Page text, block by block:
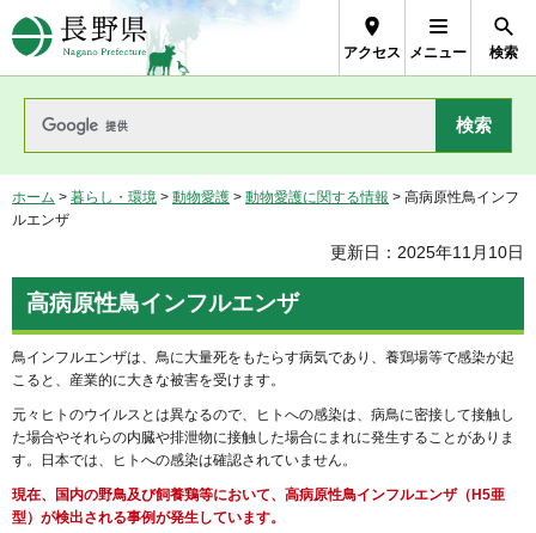
長野県Nagano Prefecture
アクセス メニュー 検索
ホーム > 暮らし・環境 > 動物愛護 > 動物愛護に関する情報 > 高病原性鳥インフ
ルエンザ
更新日：2025年11月10日
高病原性鳥インフルエンザ
鳥インフルエンザは、鳥に大量死をもたらす病気であり、養鶏場等で感染が起
こると、産業的に大きな被害を受けます。
元々ヒトのウイルスとは異なるので、ヒトへの感染は、病鳥に密接して接触し
た場合やそれらの内臓や排泄物に接触した場合にまれに発生することがありま
す。日本では、ヒトへの感染は確認されていません。
現在、国内の野鳥及び飼養鶏等において、高病原性鳥インフルエンザ（H5亜
型）が検出される事例が発生しています。